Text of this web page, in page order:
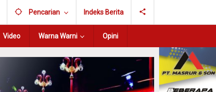
Pencarian Indeks Berita
Video Warna Warni Opini